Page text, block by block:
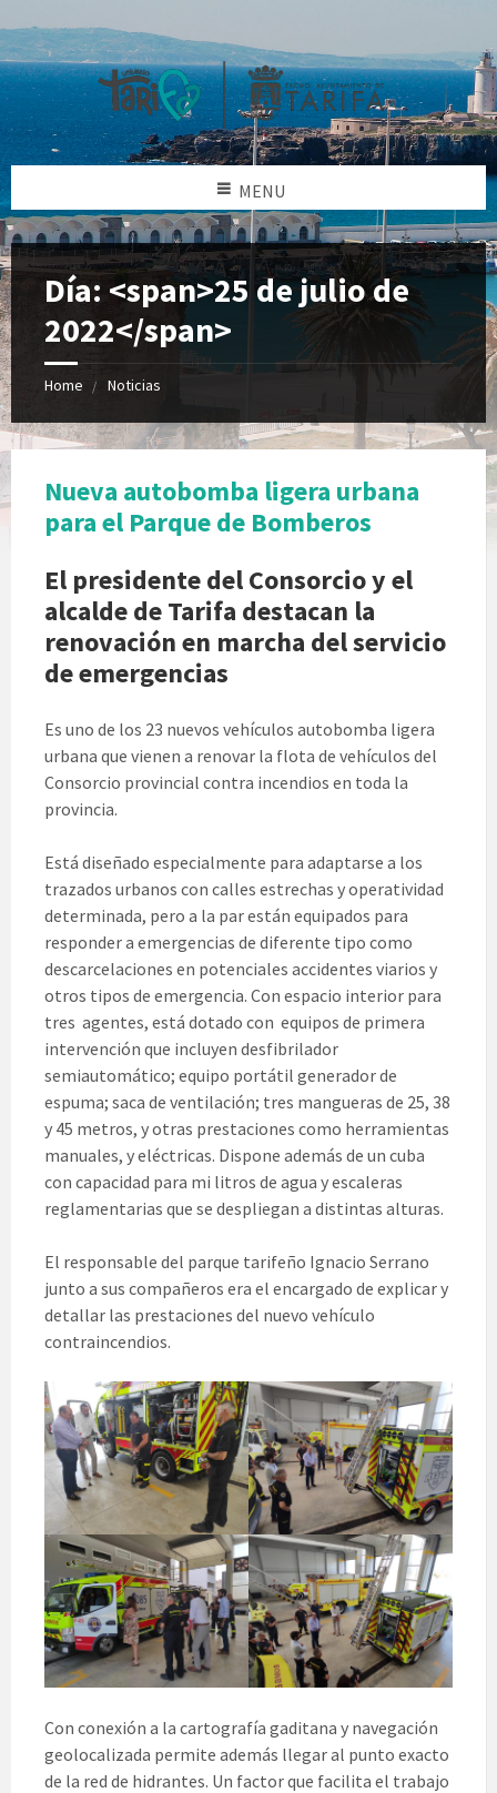
MENU
Día: <span>25 de julio de
2022</span>
Home Noticias
Nueva autobomba ligera urbana
para el Parque de Bomberos
El presidente del Consorcio y el
alcalde de Tarifa destacan la
renovación en marcha del servicio
de emergencias
Es uno de los 23 nuevos vehículos autobomba ligera
urbana que vienen a renovar la flota de vehículos del
Consorcio provincial contra incendios en toda la
provincia.
Está diseñado especialmente para adaptarse a los
trazados urbanos con calles estrechas y operatividad
determinada, pero a la par están equipados para
responder a emergencias de diferente tipo como
descarcelaciones en potenciales accidentes viarios y
otros tipos de emergencia. Con espacio interior para
tres agentes, está dotado con equipos de primera
intervención que incluyen desfibrilador
semiautomático; equipo portátil generador de
espuma; saca de ventilación; tres mangueras de 25, 38
y 45 metros, y otras prestaciones como herramientas
manuales, y eléctricas. Dispone además de un cuba
con capacidad para mi litros de agua y escaleras
reglamentarias que se despliegan a distintas alturas.
El responsable del parque tarifeño Ignacio Serrano
junto a sus compañeros era el encargado de explicar y
detallar las prestaciones del nuevo vehículo
contraincendios.
Con conexión a la cartografía gaditana y navegación
geolocalizada permite además llegar al punto exacto
de la red de hidrantes. Un factor que facilita el trabajo